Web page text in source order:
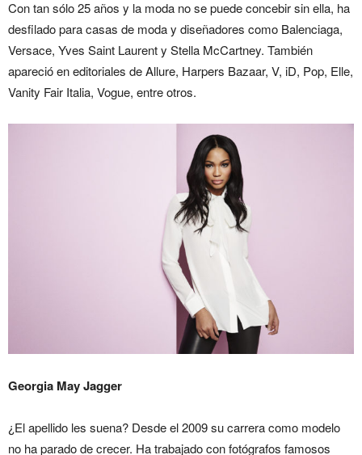
Con tan sólo 25 años y la moda no se puede concebir sin ella, ha
desfilado para casas de moda y diseñadores como Balenciaga,
Versace, Yves Saint Laurent y Stella McCartney. También
apareció en editoriales de Allure, Harpers Bazaar, V, iD, Pop, Elle,
Vanity Fair Italia, Vogue, entre otros.
Georgia May Jagger
¿El apellido les suena? Desde el 2009 su carrera como modelo
no ha parado de crecer. Ha trabajado con fotógrafos famosos